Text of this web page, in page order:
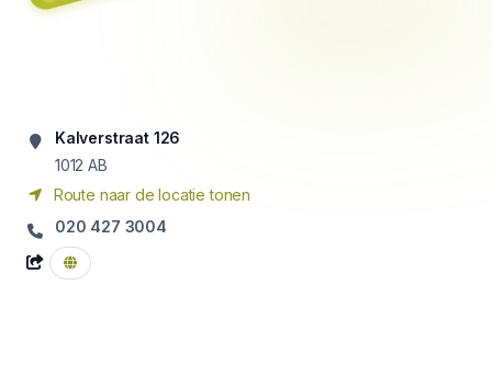
Kalverstraat 126
1012 AB
Route naar de locatie tonen
020 427 3004